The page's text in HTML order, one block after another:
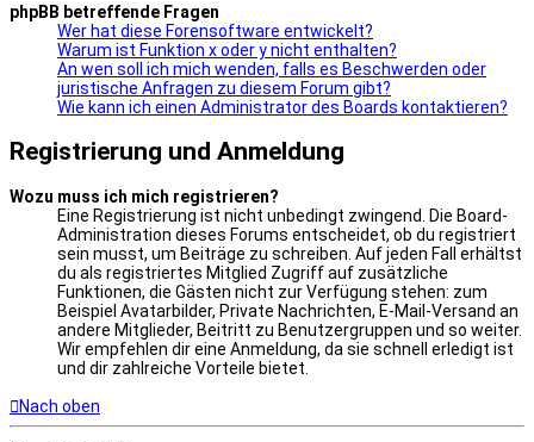
phpBB betreffende Fragen
Wer hat diese Forensoftware entwickelt?
Warum ist Funktion x oder y nicht enthalten?
An wen soll ich mich wenden, falls es Beschwerden oder
juristische Anfragen zu diesem Forum gibt?
Wie kann ich einen Administrator des Boards kontaktieren?
Registrierung und Anmeldung
Wozu muss ich mich registrieren?
Eine Registrierung ist nicht unbedingt zwingend. Die Board-
Administration dieses Forums entscheidet, ob du registriert
sein musst, um Beiträge zu schreiben. Auf jeden Fall erhältst
du als registriertes Mitglied Zugriff auf zusätzliche
Funktionen, die Gästen nicht zur Verfügung stehen: zum
Beispiel Avatarbilder, Private Nachrichten, E-Mail-Versand an
andere Mitglieder, Beitritt zu Benutzergruppen und so weiter.
Wir empfehlen dir eine Anmeldung, da sie schnell erledigt ist
und dir zahlreiche Vorteile bietet.
Nach oben